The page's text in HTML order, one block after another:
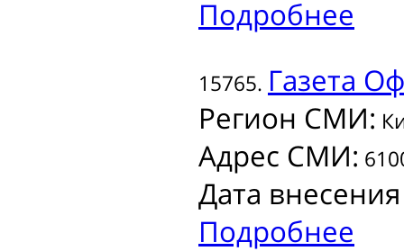
Подробнее
15765. Газета
Регион СМИ:
Адрес СМИ:
Дата
Подробнее